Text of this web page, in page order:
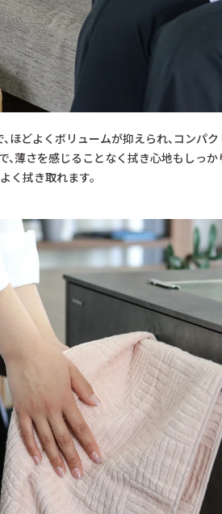
ほどよくボリュームが抑えられ、コンパ
、薄さを感じることなく拭き心地もしっか
く拭き取れます。